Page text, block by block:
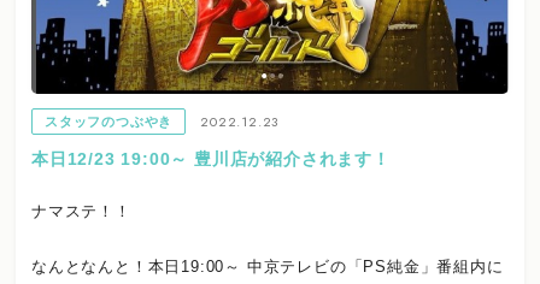
スタッフのつぶやき
2022.12.23
本日12/23 19:00～ 豊川店が紹介されます！
ナマステ！！
なんとなんと！本日19:00～ 中京テレビの「PS純金」番組内に